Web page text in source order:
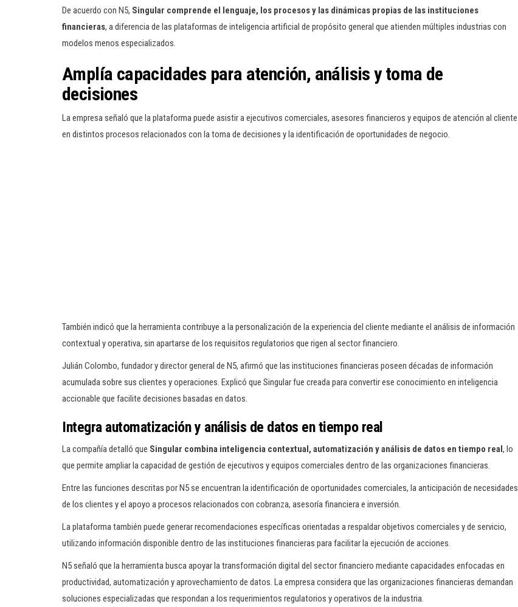
De acuerdo con N5, Singular comprende el lenguaje, los procesos y las dinámicas propias de las instituciones
financieras, a diferencia de las plataformas de inteligencia artificial de propósito general que atienden múltiples industrias con
modelos menos especializados.
Amplía capacidades para atención, análisis y toma de
decisiones
La empresa señaló que la plataforma puede asistir a ejecutivos comerciales, asesores financieros y equipos de atención al cliente
en distintos procesos relacionados con la toma de decisiones y la identificación de oportunidades de negocio.
También indicó que la herramienta contribuye a la personalización de la experiencia del cliente mediante el análisis de información
contextual y operativa, sin apartarse de los requisitos regulatorios que rigen al sector financiero.
Julián Colombo, fundador y director general de N5, afirmó que las instituciones financieras poseen décadas de información
acumulada sobre sus clientes y operaciones. Explicó que Singular fue creada para convertir ese conocimiento en inteligencia
accionable que facilite decisiones basadas en datos.
Integra automatización y análisis de datos en tiempo real
La compañía detalló que Singular combina inteligencia contextual, automatización y análisis de datos en tiempo real, lo
que permite ampliar la capacidad de gestión de ejecutivos y equipos comerciales dentro de las organizaciones financieras.
Entre las funciones descritas por N5 se encuentran la identificación de oportunidades comerciales, la anticipación de necesidades
de los clientes y el apoyo a procesos relacionados con cobranza, asesoría financiera e inversión.
La plataforma también puede generar recomendaciones específicas orientadas a respaldar objetivos comerciales y de servicio,
utilizando información disponible dentro de las instituciones financieras para facilitar la ejecución de acciones.
N5 señaló que la herramienta busca apoyar la transformación digital del sector financiero mediante capacidades enfocadas en
productividad, automatización y aprovechamiento de datos. La empresa considera que las organizaciones financieras demandan
soluciones especializadas que respondan a los requerimientos regulatorios y operativos de la industria.